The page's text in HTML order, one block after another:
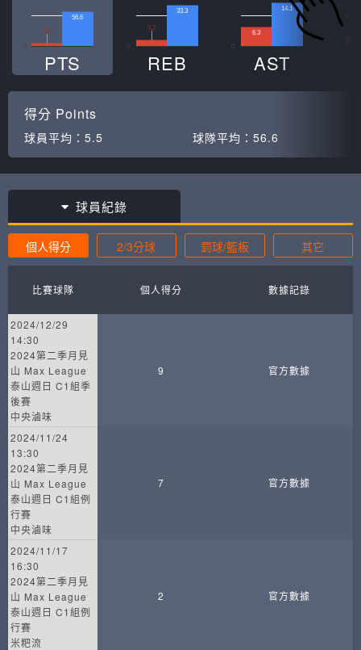
5.5
56.6
PTS
5.2
33.3
REB
6.3
14.1
AST
得分 Points
球員平均： 5.5 球隊平均： 56.6
球員紀錄
個人得分 2/3分球 罰球/籃板 其它
比賽球隊 個人得分 數據記錄
2024/12/29
14:30
2024第二季月見
山 Max League
泰山週日 C1組季
後賽
中央滷味
9 官方數據
2024/11/24
13:30
2024第二季月見
山 Max League
泰山週日 C1組例
行賽
中央滷味
7 官方數據
2024/11/17
16:30
2024第二季月見
山 Max League
泰山週日 C1組例
行賽
米粑流
2 官方數據